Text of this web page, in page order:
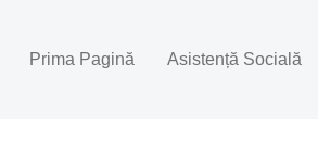
Prima Pagină Asistență Socială